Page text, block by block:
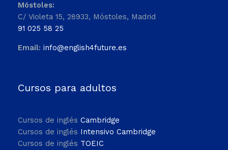
Móstoles:
C/ Violeta 15, 28933, Móstoles, Madrid
91 025 58 25
Email: info@english4future.es
Cursos para adultos
Cursos de inglés Cambridge
Cursos de inglés Intensivo Cambridge
Cursos de inglés TOEIC